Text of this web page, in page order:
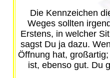
Die Kennzeichen
Weges sollten
Erstens, in welcher
sagst Du ja dazu.
Öffnung hat,
ist, ebenso gut. Du